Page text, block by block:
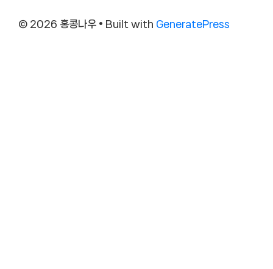
© 2026 홍콩나우 • Built with GeneratePress